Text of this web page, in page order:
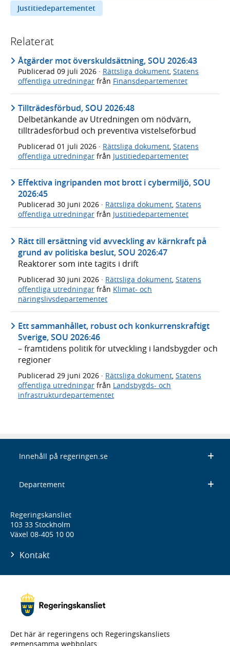
Justitiedepartementet
Relaterat
Åtgärder mot överskuldsättning, SOU 2026:43
Publicerad 09 juli 2026 · Rättsliga dokument, Statens
offentliga utredningar från Finansdepartementet
Tillträdesförbud, SOU 2026:48
Delbetänkande av Utredningen om nödvärn,
tillträdesförbud och preventiva vistelseförbud
Publicerad 01 juli 2026 · Rättsliga dokument Statens
offentliga utredningar från Justitiedepartementet
Effektiva ingripanden mot brott i cybermiljö, SOU
2026:45
Publicerad 30 juni 2026 · Rättsliga dokument, Statens
offentliga utredningar från Justitiedepartementet
Rätt till ersättning vid avveckling av kärnkraft på
grund av politiska beslut, SOU 2026:47
Reaktorer som inte tagits i drift
Publicerad 30 juni 2026 · Rättsliga dokument, Statens
offentliga utredningar från Klimat- och
näringslivsdepartementet
Ett sammanhållet, robust och konkurrenskraftigt
Sverige, SOU 2026:46
– framtidens politik för utveckling i landsbygder och
regioner
Publicerad 29 juni 2026 · Rättsliga dokument Statens
offentliga utredningar från Landsbygds- och
infrastrukturdepartementet
Innehåll på regeringen.se
Departement
Regeringskansliet
103 33 Stockholm
Växel 08-405 10 00
Kontakt
Det här är regeringens och Regeringskansliets
gemensamma webbplats.